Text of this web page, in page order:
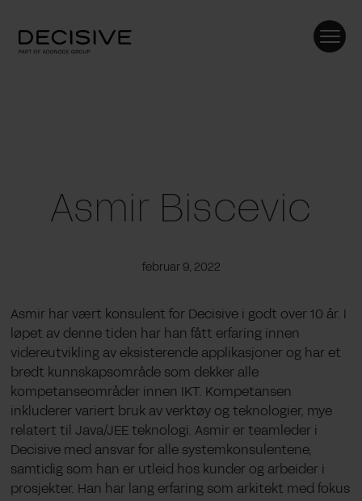
content
Asmir Biscevic
februar 9, 2022
Asmir har vært konsulent for Decisive i godt over 10 år. I
løpet av denne tiden har han fått erfaring innen
videreutvikling av eksisterende applikasjoner og har et
bredt kunnskapsområde som dekker alle
kompetanseområder innen IKT. Kompetansen
inkluderer variert bruk av verktøy og teknologier, mye
relatert til Java/JEE teknologi.Asmir er teamleder i
Decisive med ansvar for alle systemkonsulentene,
samtidig som han er utleid hos kunder og arbeider i
prosjekter. Han har lang erfaring som arkitekt med fokus